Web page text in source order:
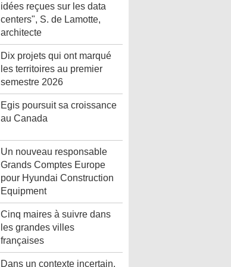
idées reçues sur les data
centers", S. de Lamotte,
architecte
Dix projets qui ont marqué
les territoires au premier
semestre 2026
Egis poursuit sa croissance
au Canada
Un nouveau responsable
Grands Comptes Europe
pour Hyundai Construction
Equipment
Cinq maires à suivre dans
les grandes villes
françaises
Dans un contexte incertain,